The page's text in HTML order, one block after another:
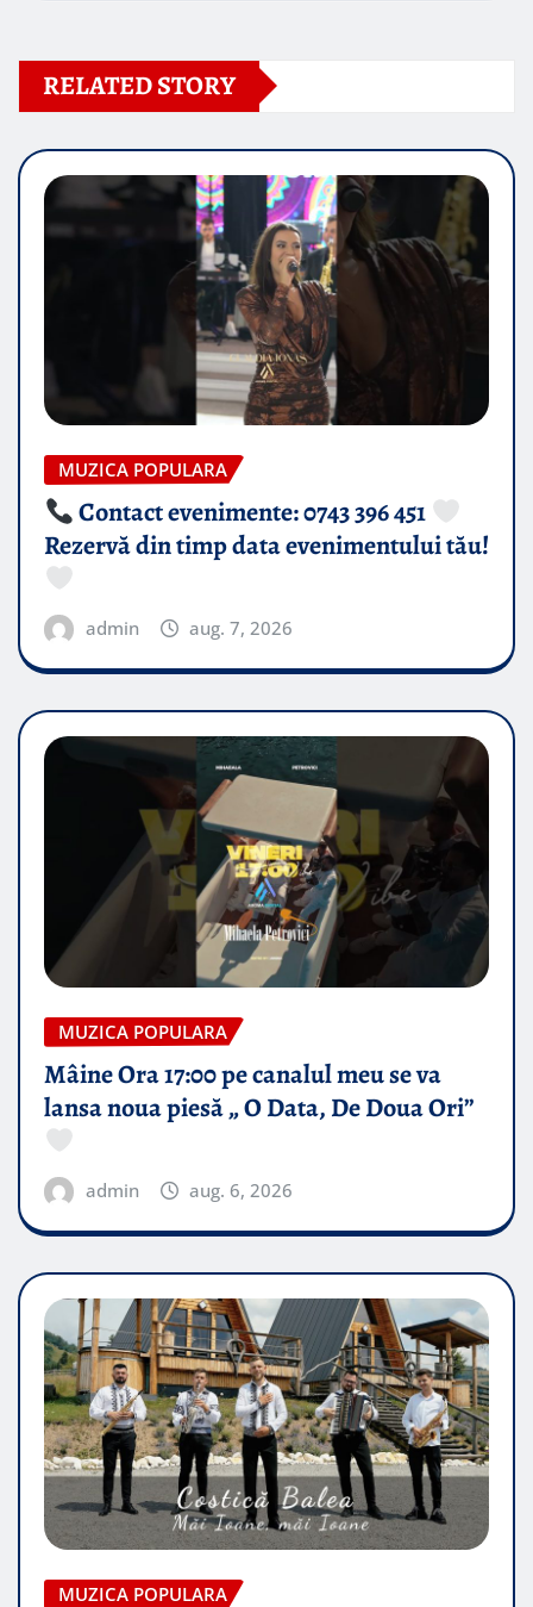
RELATED STORY
MUZICA POPULARA
Contact evenimente: 0743 396 451
Rezervă din timp data evenimentului tău!
admin aug. 7, 2026
MUZICA POPULARA
Mâine Ora 17:00 pe canalul meu se va
lansa noua piesă „ O Data, De Doua Ori”
admin aug. 6, 2026
MUZICA POPULARA